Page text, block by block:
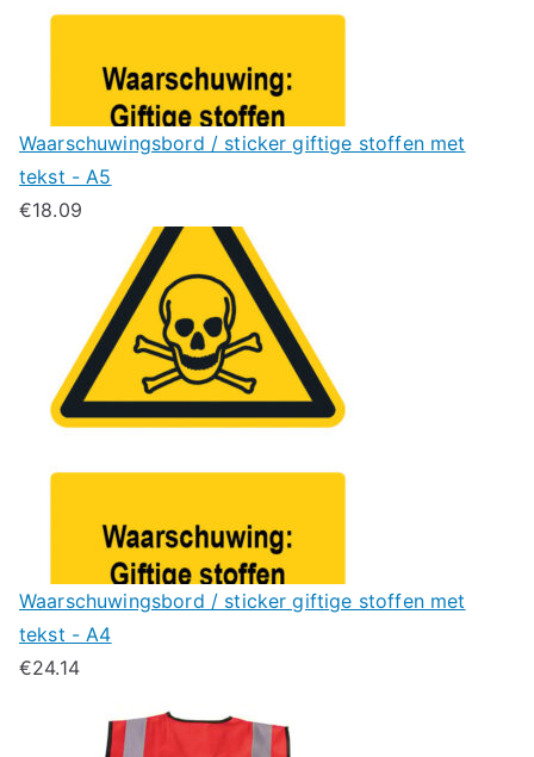
Waarschuwingsbord / sticker giftige stoffen met
tekst - A5
€18.09
Waarschuwingsbord / sticker giftige stoffen met
tekst - A4
€24.14